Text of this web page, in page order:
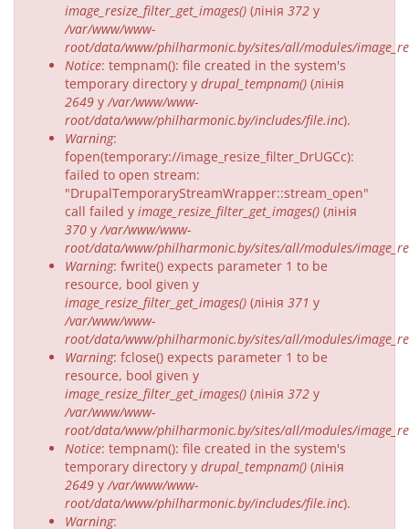
image_resize_filter_get_images() (лінія 372 у
/var/www/www-
root/data/www/philharmonic.by/sites/all/modules/
Notice: tempnam(): file created in the system's
temporary directory у drupal_tempnam() (лінія
2649 у/var/www/www-
root/data/www/philharmonic.by/includes/file.inc).
Warning:
fopen(temporary://image_resize_filter_DrUGCc):
failed to open stream:
"DrupalTemporaryStreamWrapper::stream_open"
call failed у image_resize_filter_get_images() (лінія
370 у/var/www/www-
root/data/www/philharmonic.by/sites/all/modules/
Warning: fwrite() expects parameter 1 to be
resource, bool given у
image_resize_filter_get_images() (лінія 371 у
/var/www/www-
root/data/www/philharmonic.by/sites/all/modules/
Warning: fclose() expects parameter 1 to be
resource, bool given у
image_resize_filter_get_images() (лінія 372 у
/var/www/www-
root/data/www/philharmonic.by/sites/all/modules/
Notice: tempnam(): file created in the system's
temporary directory у drupal_tempnam() (лінія
2649 у/var/www/www-
root/data/www/philharmonic.by/includes/file.inc).
Warning: